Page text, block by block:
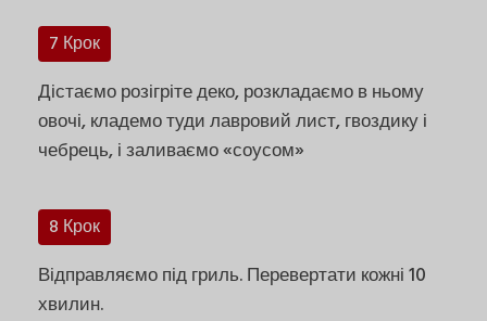
7 Крок
Дістаємо розігріте деко, розкладаємо в ньому
овочі, кладемо туди лавровий лист, гвоздику і
чебрець, і заливаємо «соусом»
8 Крок
Відправляємо під гриль. Перевертати кожні 10
хвилин.